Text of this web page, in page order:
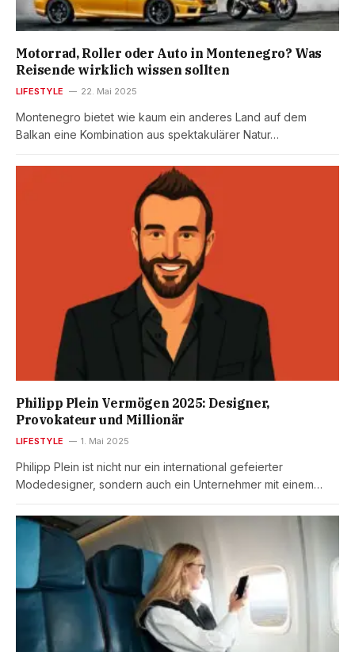
Motorrad, Roller oder Auto in Montenegro? Was
Reisende wirklich wissen sollten
LIFESTYLE 22. Mai 2025
Montenegro bietet wie kaum ein anderes Land auf dem
Balkan eine Kombination aus spektakulärer Natur…
Philipp Plein Vermögen 2025: Designer,
Provokateur und Millionär
LIFESTYLE 1. Mai 2025
Philipp Plein ist nicht nur ein international gefeierter
Modedesigner, sondern auch ein Unternehmer mit einem…